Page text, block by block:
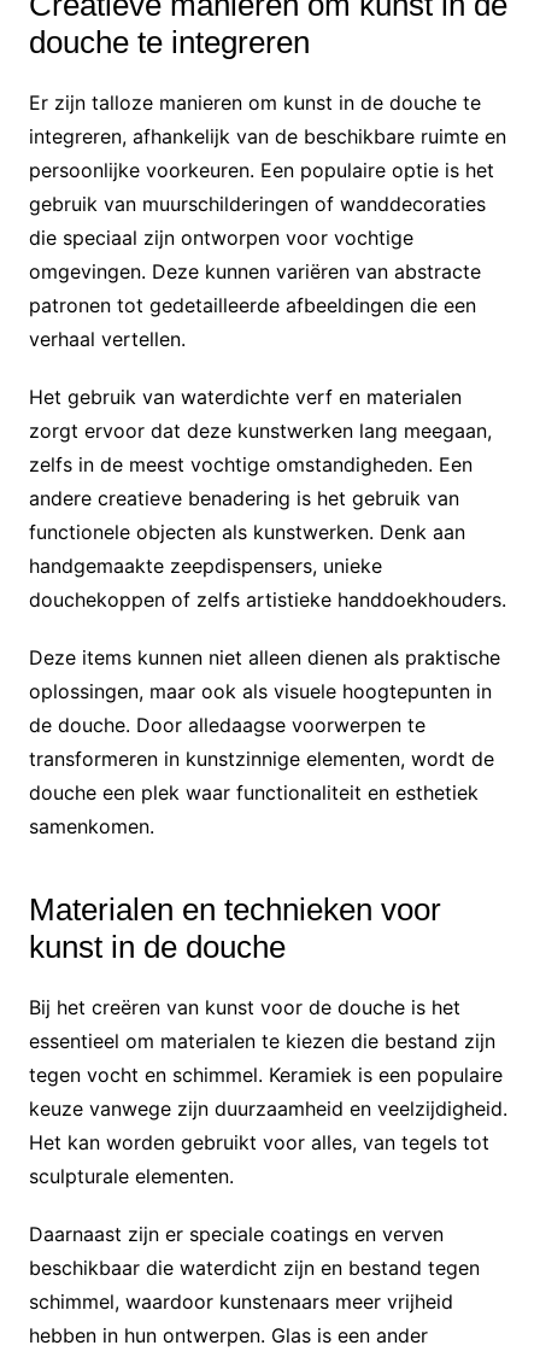
douche te integreren
Er zijn talloze manieren om kunst in de douche te
integreren, afhankelijk van de beschikbare ruimte en
persoonlijke voorkeuren. Een populaire optie is het
gebruik van muurschilderingen of wanddecoraties
die speciaal zijn ontworpen voor vochtige
omgevingen. Deze kunnen variëren van abstracte
patronen tot gedetailleerde afbeeldingen die een
verhaal vertellen.
Het gebruik van waterdichte verf en materialen
zorgt ervoor dat deze kunstwerken lang meegaan,
zelfs in de meest vochtige omstandigheden. Een
andere creatieve benadering is het gebruik van
functionele objecten als kunstwerken. Denk aan
handgemaakte zeepdispensers, unieke
douchekoppen of zelfs artistieke handdoekhouders.
Deze items kunnen niet alleen dienen als praktische
oplossingen, maar ook als visuele hoogtepunten in
de douche. Door alledaagse voorwerpen te
transformeren in kunstzinnige elementen, wordt de
douche een plek waar functionaliteit en esthetiek
samenkomen.
Materialen en technieken voor
kunst in de douche
Bij het creëren van kunst voor de douche is het
essentieel om materialen te kiezen die bestand zijn
tegen vocht en schimmel. Keramiek is een populaire
keuze vanwege zijn duurzaamheid en veelzijdigheid.
Het kan worden gebruikt voor alles, van tegels tot
sculpturale elementen.
Daarnaast zijn er speciale coatings en verven
beschikbaar die waterdicht zijn en bestand tegen
schimmel, waardoor kunstenaars meer vrijheid
hebben in hun ontwerpen. Glas is een ander